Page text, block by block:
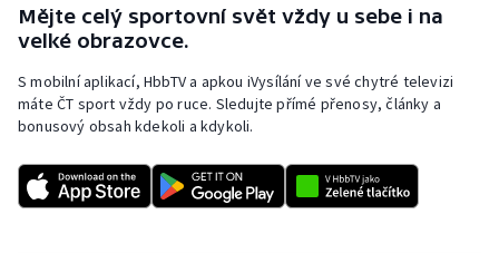
Mějte celý sportovní svět vždy u sebe i na
velké obrazovce.
S mobilní aplikací, HbbTV a apkou iVysílání ve své chytré televizi
máte ČT sport vždy po ruce. Sledujte přímé přenosy, články a
bonusový obsah kdekoli a kdykoli.